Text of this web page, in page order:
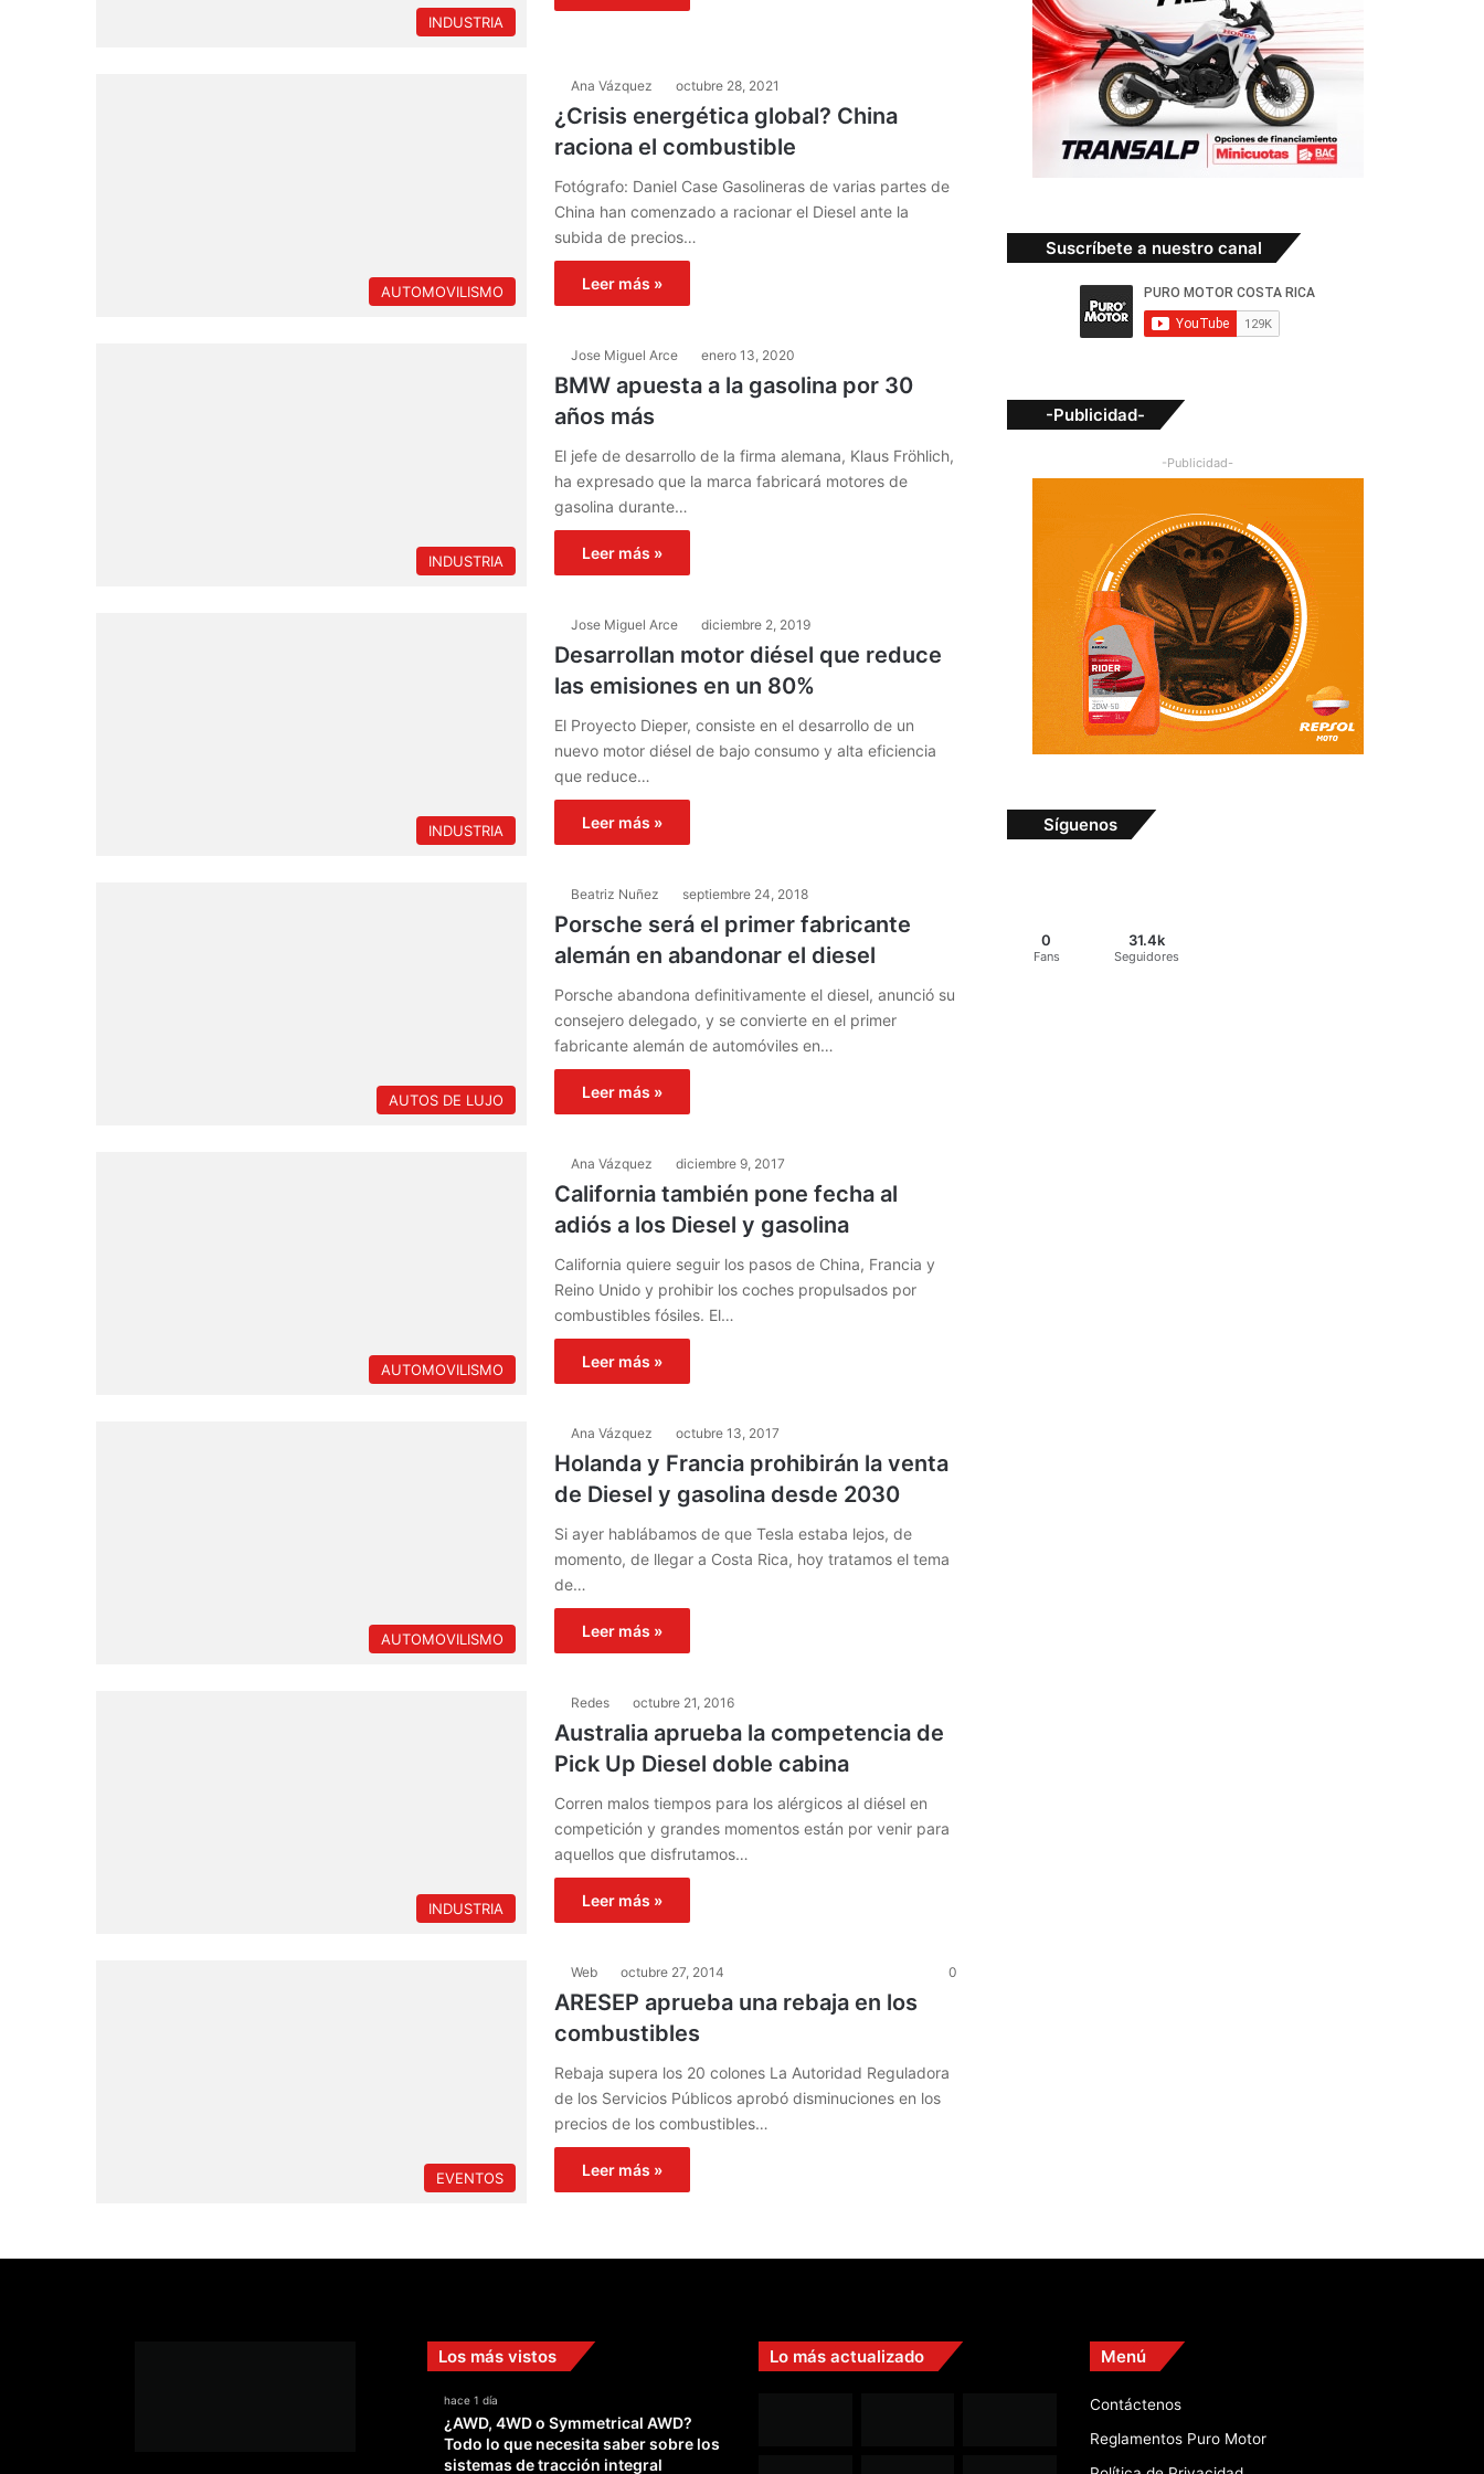
INDUSTRIA
AUTOMOVILISMO
Ana Vázquez octubre 28, 2021
¿Crisis energética global? China
raciona el combustible
Fotógrafo: Daniel Case Gasolineras de varias partes de
China han comenzado a racionar el Diesel ante la
subida de precios…
Leer más »
INDUSTRIA
Jose Miguel Arce enero 13, 2020
BMW apuesta a la gasolina por 30
años más
El jefe de desarrollo de la firma alemana, Klaus Fröhlich,
ha expresado que la marca fabricará motores de
gasolina durante…
Leer más »
INDUSTRIA
Jose Miguel Arce diciembre 2, 2019
Desarrollan motor diésel que reduce
las emisiones en un 80%
El Proyecto Dieper, consiste en el desarrollo de un
nuevo motor diésel de bajo consumo y alta eficiencia
que reduce…
Leer más »
AUTOS DE LUJO
Beatriz Nuñez septiembre 24, 2018
Porsche será el primer fabricante
alemán en abandonar el diesel
Porsche abandona definitivamente el diesel, anunció su
consejero delegado, y se convierte en el primer
fabricante alemán de automóviles en…
Leer más »
AUTOMOVILISMO
Ana Vázquez diciembre 9, 2017
California también pone fecha al
adiós a los Diesel y gasolina
California quiere seguir los pasos de China, Francia y
Reino Unido y prohibir los coches propulsados por
combustibles fósiles. El…
Leer más »
AUTOMOVILISMO
Ana Vázquez octubre 13, 2017
Holanda y Francia prohibirán la venta
de Diesel y gasolina desde 2030
Si ayer hablábamos de que Tesla estaba lejos, de
momento, de llegar a Costa Rica, hoy tratamos el tema
de…
Leer más »
INDUSTRIA
Redes octubre 21, 2016
Australia aprueba la competencia de
Pick Up Diesel doble cabina
Corren malos tiempos para los alérgicos al diésel en
competición y grandes momentos están por venir para
aquellos que disfrutamos…
Leer más »
EVENTOS
Web octubre 27, 2014 0
ARESEP aprueba una rebaja en los
combustibles
Rebaja supera los 20 colones La Autoridad Reguladora
de los Servicios Públicos aprobó disminuciones en los
precios de los combustibles…
Leer más »
Suscríbete a nuestro canal
-Publicidad-
-Publicidad-
Síguenos
0
Fans
31.4k
Seguidores
Los más vistos
hace 1 día
¿AWD, 4WD o Symmetrical AWD?
Todo lo que necesita saber sobre los
sistemas de tracción integral
Lo más actualizado Menú
Contáctenos
Reglamentos Puro Motor